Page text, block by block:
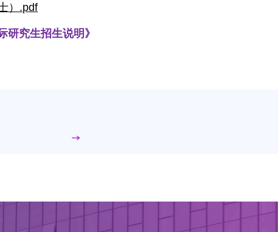
）.pdf
研究生招生说明》